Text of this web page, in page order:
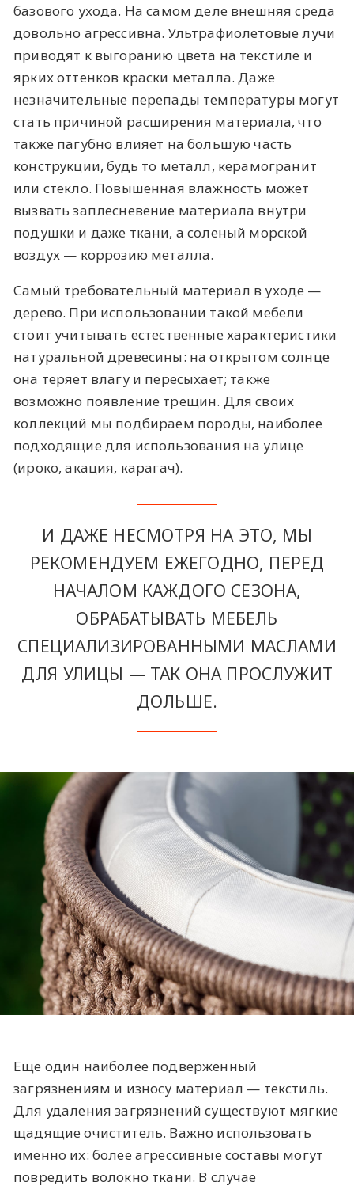
базового ухода. На самом деле внешняя среда
довольно агрессивна. Ультрафиолетовые лучи
приводят к выгоранию цвета на текстиле и
ярких оттенков краски металла. Даже
незначительные перепады температуры могут
стать причиной расширения материала, что
также пагубно влияет на большую часть
конструкции, будь то металл, керамогранит
или стекло. Повышенная влажность может
вызвать заплесневение материала внутри
подушки и даже ткани, а соленый морской
воздух — коррозию металла.
Самый требовательный материал в уходе —
дерево. При использовании такой мебели
стоит учитывать естественные характеристики
натуральной древесины: на открытом солнце
она теряет влагу и пересыхает; также
возможно появление трещин. Для своих
коллекций мы подбираем породы, наиболее
подходящие для использования на улице
(ироко, акация, карагач).
И ДАЖЕ НЕСМОТРЯ НА ЭТО, МЫ
РЕКОМЕНДУЕМ ЕЖЕГОДНО, ПЕРЕД
НАЧАЛОМ КАЖДОГО СЕЗОНА,
ОБРАБАТЫВАТЬ МЕБЕЛЬ
СПЕЦИАЛИЗИРОВАННЫМИ МАСЛАМИ
ДЛЯ УЛИЦЫ — ТАК ОНА ПРОСЛУЖИТ
ДОЛЬШЕ.
Еще один наиболее подверженный
загрязнениям и износу материал — текстиль.
Для удаления загрязнений существуют мягкие
щадящие очиститель. Важно использовать
именно их: более агрессивные составы могут
повредить волокно ткани. В случае